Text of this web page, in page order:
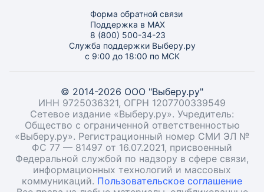
Форма обратной связи
Поддержка в MAX
8 (800) 500-34-23
Служба поддержки Выберу.ру
с 9:00 до 18:00 по МСК
© 2014-2026 ООО "Выберу.ру"
ИНН 9725036321, ОГРН 1207700339549
Сетевое издание «Выберу.ру». Учредитель:
Общество с ограниченной ответственностью
«Выберу.ру». Регистрационный номер СМИ ЭЛ №
ФС 77 — 81497 от 16.07.2021, присвоенный
Федеральной службой по надзору в сфере связи,
информационных технологий и массовых
коммуникаций. Пользовательское соглашение